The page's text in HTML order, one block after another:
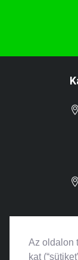
Az oldalon
kat